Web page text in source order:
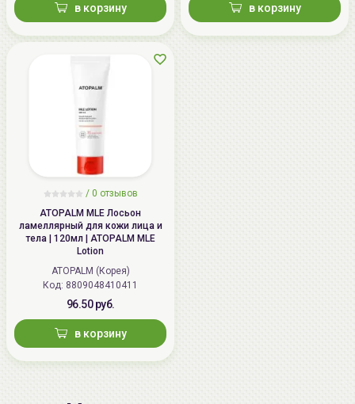
в корзину в корзину
/ 0 отзывов
ATOPALM MLE Лосьон
ламеллярный для кожи лица и
тела | 120мл | ATOPALM MLE
Lotion
ATOPALM (Корея)
Код: 8809048410411
96.50 руб.
в корзину